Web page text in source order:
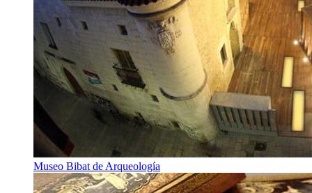
Museo Bibat de Arqueología